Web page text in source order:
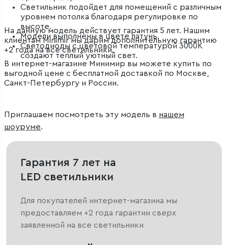
Светильник подойдет для помещений с различным
уровнем потолка благодаря регулировке по
высоте.
Модели выполнены в цвете латунь.
Светодиоды с цветовой температурой 3000К
создают теплый уютный свет.
На данную модель действует гарантия 5 лет. Нашим
клиентам Minimir мы дарим дополнительную гарантию
+2 года на все светильники.
В интернет-магазине Минимир вы можете купить по
выгодной цене с бесплатной доставкой по Москве,
Санкт-Петербургу и России.
Приглашаем посмотреть эту модель в нашем
шоуруме.
Гарантия 7 лет на
LED светильники
Для покупателей интернет-магазина мы
предоставляем +2 года гарантии сверх
заявленной на все светильники